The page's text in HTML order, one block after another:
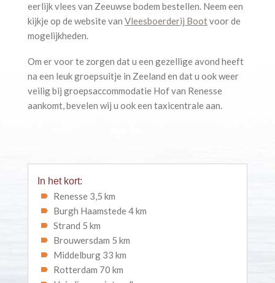
eerlijk vlees van Zeeuwse bodem bestellen. Neem een
kijkje op de website van Vleesboerderij Bootvoor de
mogelijkheden.
Om er voor te zorgen dat u een gezellige avond heeft
na een leuk groepsuitje in Zeeland en dat u ook weer
veilig bij groepsaccommodatie Hof van Renesse
aankomt, bevelen wij u ook een taxicentrale aan.
In het kort:
Renesse 3,5 km
Burgh Haamstede 4 km
Strand 5 km
Brouwersdam 5 km
Middelburg 33 km
Rotterdam 70 km